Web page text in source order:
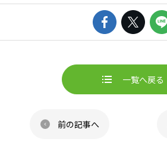
一覧へ戻る
前の記事へ